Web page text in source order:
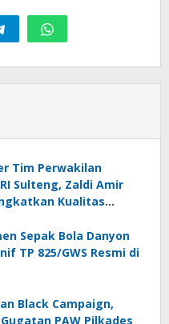
Tim Perwakilan
Sulteng, Zaldi Amir
Kualitas
Sepak Bola Danyon
TP 825/GWS Resmi di
Black Campaign,
PAW Pilkades